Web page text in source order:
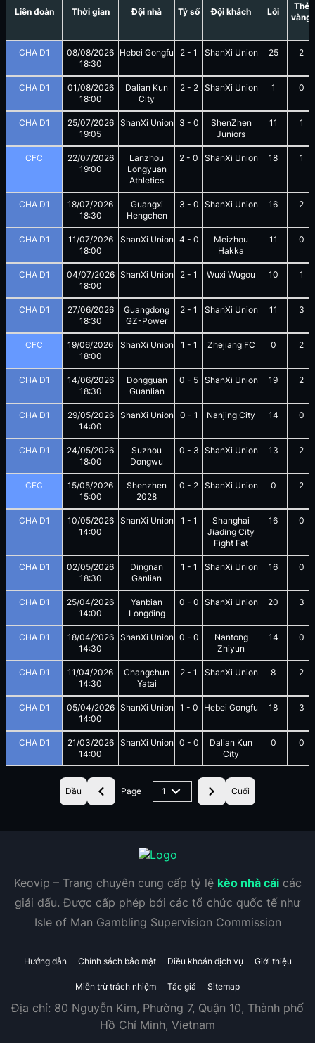
Liên đoàn Thời gian Đội nhà Tỷ số Đội khách Lỗi
Thẻ
vàng
CHA D1
08/08/2026
18:30
Hebei Gongfu 2 - 1 ShanXi Union 25 2
CHA D1
01/08/2026
18:00
Dalian Kun
City
2- 2 ShanXi Union 1 0
CHA D1
25/07/2026
19:05
ShanXi Union 3 - 0
ShenZhen
Juniors
11 1
CFC
22/07/2026
19:00
Lanzhou
Longyuan
Athletics
2 - 0 ShanXi Union 18 1
CHA D1
18/07/2026
18:30
Guangxi
Hengchen
3 - 0 ShanXi Union 16 2
CHA D1
11/07/2026
18:00
ShanXi Union 4 - 0
Meizhou
Hakka
11 0
CHA D1
04/07/2026
18:00
ShanXi Union 2 - 1 Wuxi Wugou 10 1
CHA D1
27/06/2026
18:30
Guangdong
GZ-Power
2 - 1 ShanXi Union 11 3
CFC
19/06/2026
18:00
ShanXi Union 1 - 1 Zhejiang FC 0 2
CHA D1
14/06/2026
18:30
Dongguan
Guanlian
0 - 5 ShanXi Union 19 2
CHA D1
29/05/2026
14:00
ShanXi Union 0 - 1 Nanjing City 14 0
CHA D1
24/05/2026
18:00
Suzhou
Dongwu
0 - 3 ShanXi Union 13 2
CFC
15/05/2026
15:00
Shenzhen
2028
0 - 2 ShanXi Union 0 2
CHA D1
10/05/2026
14:00
ShanXi Union 1 - 1
Shanghai
Jiading City
Fight Fat
16 0
CHA D1
02/05/2026
18:30
Dingnan
Ganlian
1 - 1 ShanXi Union 16 0
CHA D1
25/04/2026
14:00
Yanbian
Longding
0 - 0 ShanXi Union 20 3
CHA D1
18/04/2026
14:30
ShanXi Union 0 - 0
Nantong
Zhiyun
14 0
CHA D1
11/04/2026
14:30
Changchun
Yatai
2 - 1 ShanXi Union 8 2
CHA D1
05/04/2026
14:00
ShanXi Union 1 - 0 Hebei Gongfu 18 3
CHA D1
21/03/2026
14:00
ShanXi Union 0 - 0
Dalian Kun
City
0 0
Đầu Page 1 Cuối
Keovip – Trang chuyên cung cấp tỷ lệ kèo nhà cáicác
giải đấu. Được cấp phép bởi các tổ chức quốc tế như
Isle of Man Gambling Supervision Commission
Hướng dẫn Chính sách bảo mật Điều khoản dịch vụ Giới thiệu
Miễn trừ trách nhiệm Tác giả Sitemap
Địa chỉ: 80 Nguyễn Kim, Phường 7, Quận 10, Thành phố
Hồ Chí Minh, Vietnam